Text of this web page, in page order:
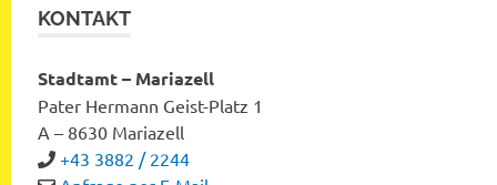
KONTAKT
Stadtamt – Mariazell
Pater Hermann Geist-Platz 1
A – 8630 Mariazell
+43 3882 / 2244